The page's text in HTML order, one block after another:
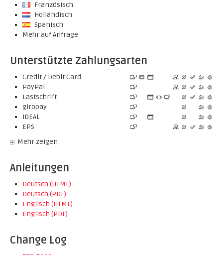
Französisch
Holländisch
Spanisch
Mehr auf Anfrage
Unterstützte Zahlungsarten
Credit / Debit Card
PayPal
Lastschrift
giropay
iDEAL
EPS
Mehr zeigen
Anleitungen
Deutsch (HTML)
Deutsch (PDF)
Englisch (HTML)
Englisch (PDF)
Change Log